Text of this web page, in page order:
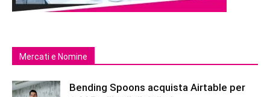
Mercati e Nomine
Bending Spoons acquista Airtable per